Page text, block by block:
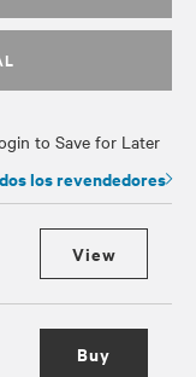
to Save for Later
los revendedores
View
Buy